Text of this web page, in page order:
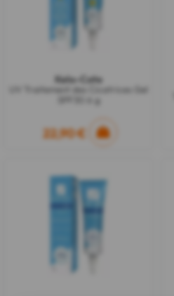
Kelo-Cote
UV Traitement des Cicatrices Gel
22,90 €